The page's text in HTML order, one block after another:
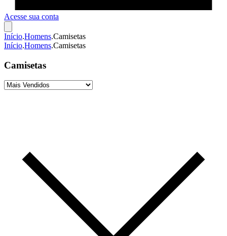
Acesse sua conta
Início.Homens.Camisetas
Início.Homens.Camisetas
Camisetas